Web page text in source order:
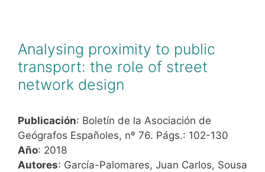
Analysing proximity to public
transport: the role of street
network design
Publicación: Boletín de la Asociación de
Geógrafos Españoles, nº 76. Págs.: 102-130
Año: 2018
Autores: García-Palomares, Juan Carlos, Sousa